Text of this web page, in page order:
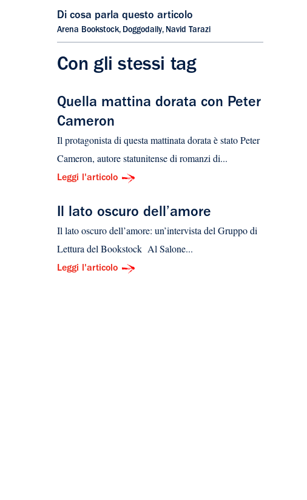
Di cosa parla questo articolo
Arena Bookstock, Doggodaily, Navid Tarazi
Con gli stessi tag
Quella mattina dorata con Peter
Cameron
Il protagonista di questa mattinata dorata è stato Peter
Cameron, autore statunitense di romanzi di...
Leggi l'articolo
Il lato oscuro dell’amore
Il lato oscuro dell’amore: un’intervista del Gruppo di
Lettura del Bookstock Al Salone...
Leggi l'articolo